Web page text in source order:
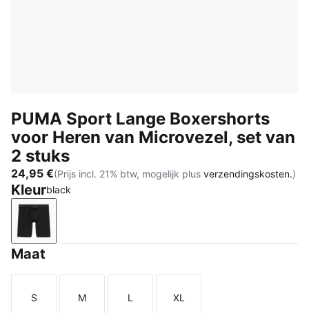
PUMA Sport Lange Boxershorts
voor Heren van Microvezel, set van
2 stuks
24,95 €(Prijs incl. 21% btw, mogelijk plus verzendingskosten.)
Kleurblack
black
Maat
Maat
S
Maat
M
Maat
L
Maat
XL